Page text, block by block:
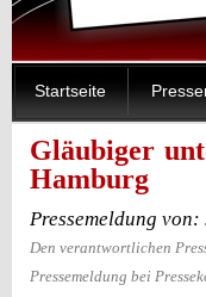
Startseite
Gläubiger
Hamburg
Pressemeldung
Den verantwortlichen
Pressemeldung bei